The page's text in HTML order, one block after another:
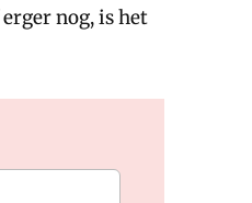
nog, is het